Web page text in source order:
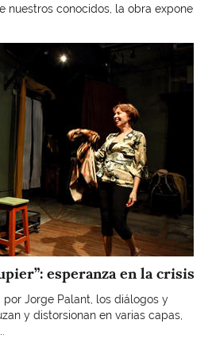
nuestros conocidos, la obra expone
esperanza en la crisis
Jorge Palant, los diálogos y
y distorsionan en varias capas,